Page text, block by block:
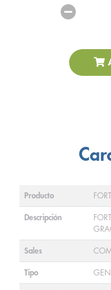
Producto
Descripción
Sales
Tipo